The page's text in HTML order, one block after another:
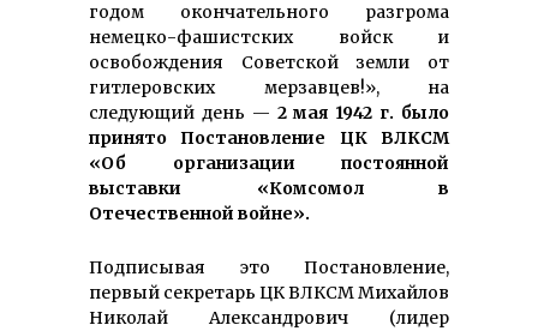
годом окончательного разгрома
немецко-фашистских войск и
освобождения Советской земли от
гитлеровских мерзавцев!», на
следующий день — 2 мая 1942 г. было
принято Постановление ЦК ВЛКСМ
«Об организации постоянной
выставки «Комсомол в
Отечественной войне».
Подписывая это Постановление,
первый секретарь ЦК ВЛКСМ Михайлов
Николай Александрович (лидер